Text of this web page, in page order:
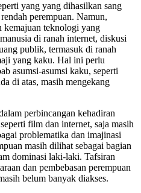
yang yang dihasilkan sang
perempuan. Namun,
kemajuan teknologi yang
di ranah internet, diskusi
publik, termasuk di ranah
yang kaku. Hal ini perlu
asumsi-asumsi kaku, seperti
di atas, masih mengekang
perbincangan kehadiran
film dan internet, saja masih
problematika dan imajinasi
masih dilihat sebagai bagian
dominasi laki-laki. Tafsiran
dan pembebasan perempuan
belum banyak diakses.